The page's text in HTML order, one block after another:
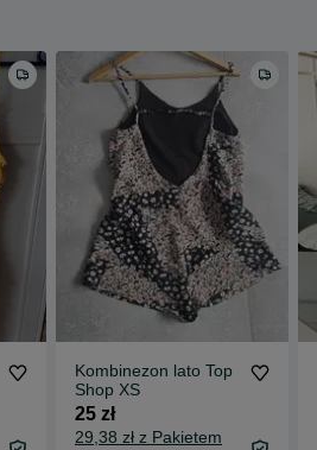
Kombinezon lato Top
Shop XS
25 zł
29,38 zł z Pakietem